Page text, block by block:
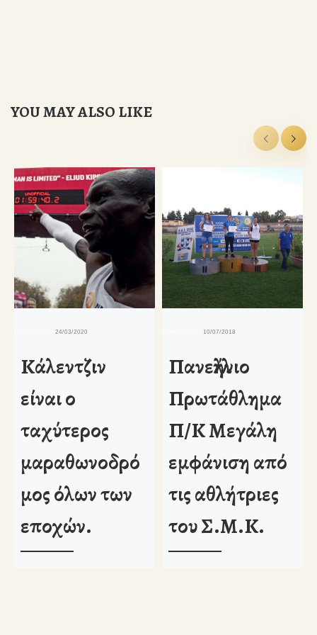
YOU MAY ALSO LIKE
δημοσιευμένο24/03/2020
Κάλεντζιν
είναι ο
ταχύτερος
μαραθωνοδρό
μος όλων των
εποχών.
δημοσιευμένο10/07/2018
Πανελλήνιο
Πρωτάθλημα
Π/Κ Μεγάλη
εμφάνιση από
τις αθλήτριες
του Σ.Μ.Κ.